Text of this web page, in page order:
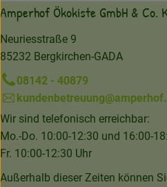
Amperhof Ökokiste GmbH & Co.
Neuriesstraße 9
85232 Bergkirchen-GADA
08142 - 40879
Wir sind telefonisch erreichbar:
Mo.-Do. 10:00-12:30 und 16:00-
Fr. 10:00-12:30 Uhr
Außerhalb dieser Zeiten können